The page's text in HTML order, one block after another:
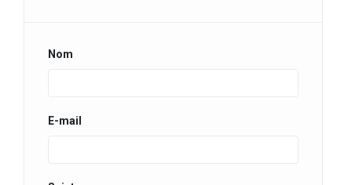
Nom
E-mail